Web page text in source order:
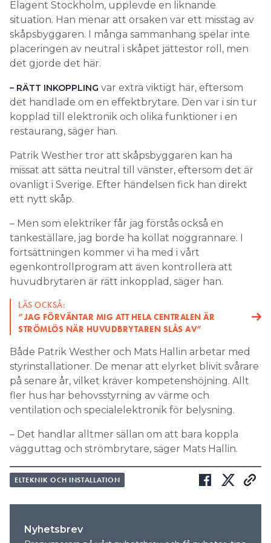
Elagent Stockholm, upplevde en liknande
situation. Han menar att orsaken var ett misstag av
skåpsbyggaren. I många sammanhang spelar inte
placeringen av neutral i skåpet jättestor roll, men
det gjorde det här.
– RÄTT INKOPPLING var extra viktigt här, eftersom
det handlade om en effektbrytare. Den var i sin tur
kopplad till elektronik och olika funktioner i en
restaurang, säger han.
Patrik Westher tror att skåpsbyggaren kan ha
missat att sätta neutral till vänster, eftersom det är
ovanligt i Sverige. Efter händelsen fick han direkt
ett nytt skåp.
– Men som elektriker får jag förstås också en
tankeställare, jag borde ha kollat noggrannare. I
fortsättningen kommer vi ha med i vårt
egenkontrollprogram att även kontrollera att
huvudbrytaren är rätt inkopplad, säger han.
LÄS OCKSÅ:
”JAG FÖRVÄNTAR MIG ATT HELA CENTRALEN ÄR
STRÖMLÖS NÄR HUVUDBRYTAREN SLÅS AV”
Både Patrik Westher och Mats Hallin arbetar med
styrinstallationer. De menar att elyrket blivit svårare
på senare år, vilket kräver kompetenshöjning. Allt
fler hus har behovsstyrning av värme och
ventilation och specialelektronik för belysning.
– Det handlar alltmer sällan om att bara koppla
vägguttag och strömbrytare, säger Mats Hallin.
ELTEKNIK OCH INSTALLATION
Nyhetsbrev